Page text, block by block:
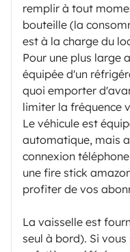
remplir à tout
bouteille (la
est à la charge du
Pour une plus large
équipée d'un
quoi emporter
limiter la fréquence
Le véhicule est
automatique, mais
connexion
une fire stick
profiter de vos
La vaisselle est
seul à bord). Si